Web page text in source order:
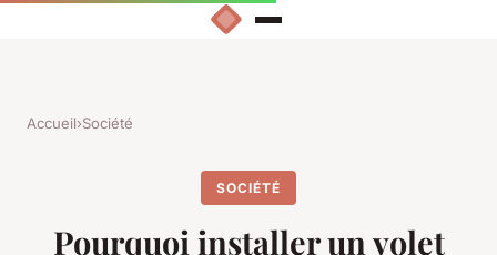
Accueil›Société
SOCIÉTÉ
Pourquoi installer un volet